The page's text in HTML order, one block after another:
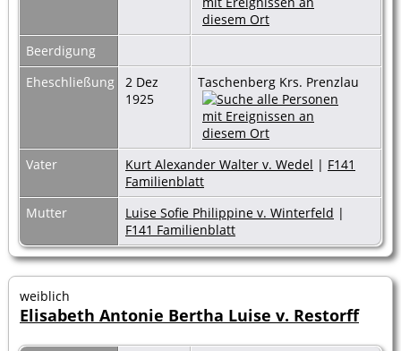
Beerdigung
Eheschließung
2 Dez
1925
Taschenberg Krs. Prenzlau
Vater Kurt Alexander Walter v. Wedel | F141
Familienblatt
Mutter
Luise Sofie Philippine v. Winterfeld |
F141 Familienblatt
weiblich
Elisabeth Antonie Bertha Luise v. Restorff